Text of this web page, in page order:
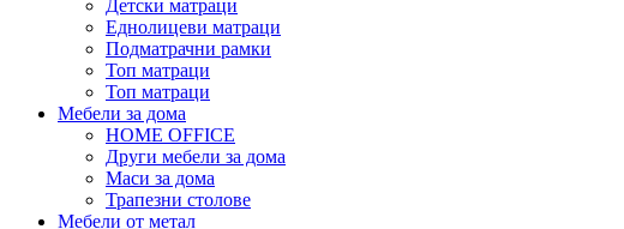
Детски матраци
Еднолицеви матраци
Подматрачни рамки
Топ матраци
Топ матраци
Мебели за дома
HOME OFFICE
Други мебели за дома
Маси за дома
Трапезни столове
Мебели от метал